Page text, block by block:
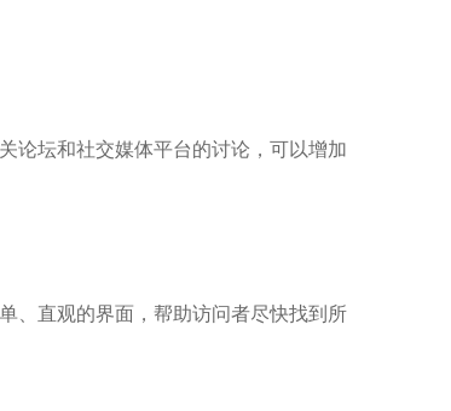
论坛和社交媒体平台的讨论，可以增加
、直观的界面，帮助访问者尽快找到所